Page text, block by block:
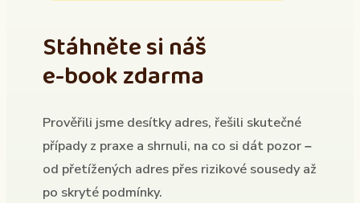
Stáhněte si náš
e-book zdarma
Prověřili jsme desítky adres, řešili skutečné
případy z praxe a shrnuli, na co si dát pozor –
od přetížených adres přes rizikové sousedy až
po skryté podmínky.